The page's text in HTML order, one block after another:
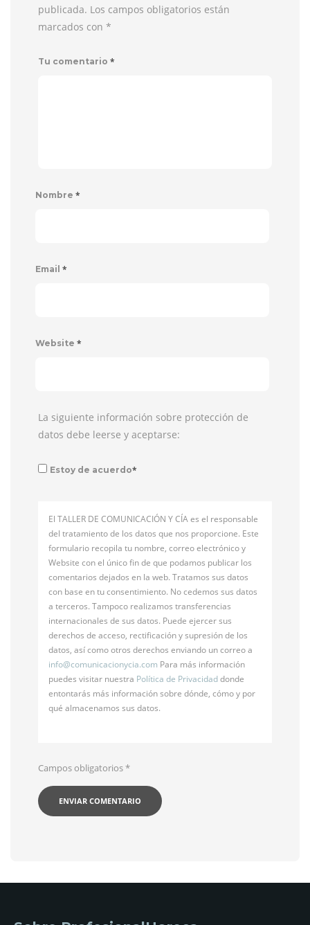
publicada. Los campos obligatorios están
marcados con *
Tu comentario *
Nombre *
Email *
Website *
La siguiente información sobre protección de
datos debe leerse y aceptarse:
Estoy de acuerdo*
El TALLER DE COMUNICACIÓN Y CÍA es el responsable
del tratamiento de los datos que nos proporcione. Este
formulario recopila tu nombre, correo electrónico y
Website con el único fin de que podamos publicar los
comentarios dejados en la web. Tratamos sus datos
con base en tu consentimiento. No cedemos sus datos
a terceros. Tampoco realizamos transferencias
internacionales de sus datos. Puede ejercer sus
derechos de acceso, rectificación y supresión de los
datos, así como otros derechos enviando un correo a
info@comunicacionycia.com Para más información
puedes visitar nuestra Política de Privacidaddonde
entontarás más información sobre dónde, cómo y por
qué almacenamos sus datos.
Campos obligatorios*